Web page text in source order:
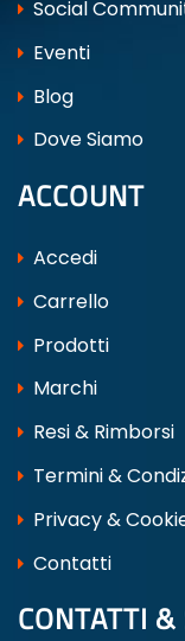
Social
Eventi
Blog
Dove Siamo
ACCOUNT
Accedi
Carrello
Prodotti
Marchi
Resi & Rimborsi
Termini &
Privacy &
Contatti
CONTATTI